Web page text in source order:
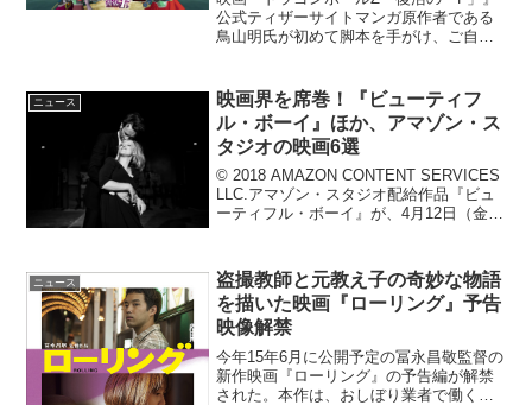
公式ティザーサイトマンガ原作者である
鳥山明氏が初めて脚本を手がけ、ご自身
動画にて、神龍によって“史上最悪の願
い”が叶えられ、よみがえ...
ニュース
映画界を席巻！『ビューティフ
ル・ボーイ』ほか、アマゾン・ス
タジオの映画6選
© 2018 AMAZON CONTENT SERVICES
LLC.アマゾン・スタジオ配給作品『ビュ
ーティフル・ボーイ』が、4月12日（金）
組や映画の制作...
ニュース
盗撮教師と元教え子の奇妙な物語
を描いた映画『ローリング』予告
映像解禁
今年15年6月に公開予定の冨永昌敬監督の
新作映画『ローリング』の予告編が解禁
された。本作は、おしぼり業者で働く貫